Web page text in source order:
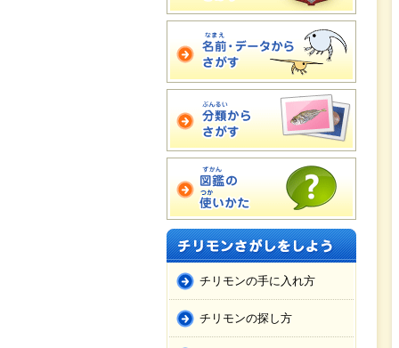
チリモンの手に入れ方
チリモンの探し方